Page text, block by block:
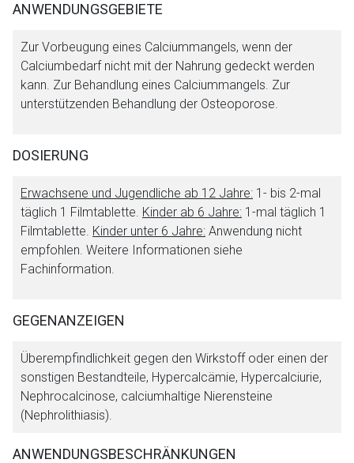
ANWENDUNGSGEBIETE
Zur Vorbeugung eines Calciummangels, wenn der
Calciumbedarf nicht mit der Nahrung gedeckt werden
kann. Zur Behandlung eines Calciummangels. Zur
unterstützenden Behandlung der Osteoporose.
DOSIERUNG
Erwachsene und Jugendliche ab 12 Jahre: 1- bis 2-mal
täglich 1 Filmtablette. Kinder ab 6 Jahre: 1-mal täglich 1
Filmtablette. Kinder unter 6 Jahre: Anwendung nicht
empfohlen. Weitere Informationen siehe
Fachinformation.
GEGENANZEIGEN
Überempfindlichkeit gegen den Wirkstoff oder einen der
sonstigen Bestandteile, Hypercalcämie, Hypercalciurie,
Nephrocalcinose, calciumhaltige Nierensteine
(Nephrolithiasis).
ANWENDUNGSBESCHRÄNKUNGEN